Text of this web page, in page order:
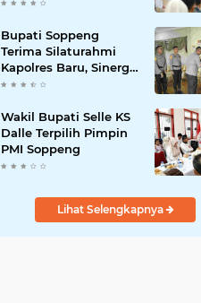
Bupati Soppeng
Terima Silaturahmi
Kapolres Baru, Sinergi
Pemerintah dan Polri
Wakil Bupati Selle KS
Dalle Terpilih Pimpin
PMI Soppeng
Lihat Selengkapnya